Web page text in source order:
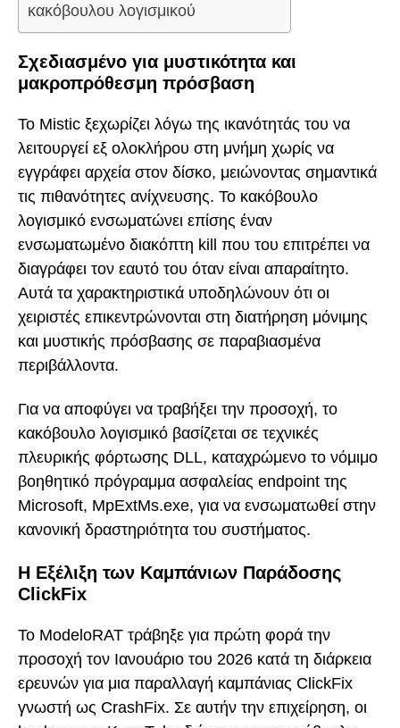
κακόβουλου λογισμικού
Σχεδιασμένο για μυστικότητα και
μακροπρόθεσμη πρόσβαση
Το Mistic ξεχωρίζει λόγω της ικανότητάς του να
λειτουργεί εξ ολοκλήρου στη μνήμη χωρίς να
εγγράφει αρχεία στον δίσκο, μειώνοντας σημαντικά
τις πιθανότητες ανίχνευσης. Το κακόβουλο
λογισμικό ενσωματώνει επίσης έναν
ενσωματωμένο διακόπτη kill που του επιτρέπει να
διαγράφει τον εαυτό του όταν είναι απαραίτητο.
Αυτά τα χαρακτηριστικά υποδηλώνουν ότι οι
χειριστές επικεντρώνονται στη διατήρηση μόνιμης
και μυστικής πρόσβασης σε παραβιασμένα
περιβάλλοντα.
Για να αποφύγει να τραβήξει την προσοχή, το
κακόβουλο λογισμικό βασίζεται σε τεχνικές
πλευρικής φόρτωσης DLL, καταχρώμενο το νόμιμο
βοηθητικό πρόγραμμα ασφαλείας endpoint της
Microsoft, MpExtMs.exe, για να ενσωματωθεί στην
κανονική δραστηριότητα του συστήματος.
Η Εξέλιξη των Καμπάνιων Παράδοσης
ClickFix
Το ModeloRAT τράβηξε για πρώτη φορά την
προσοχή τον Ιανουάριο του 2026 κατά τη διάρκεια
ερευνών για μια παραλλαγή καμπάνιας ClickFix
γνωστή ως CrashFix. Σε αυτήν την επιχείρηση, οι